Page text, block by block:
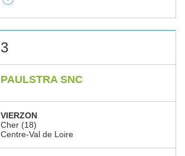
3
PAULSTRA SNC
VIERZON
Cher (18)
Centre-Val de Loire